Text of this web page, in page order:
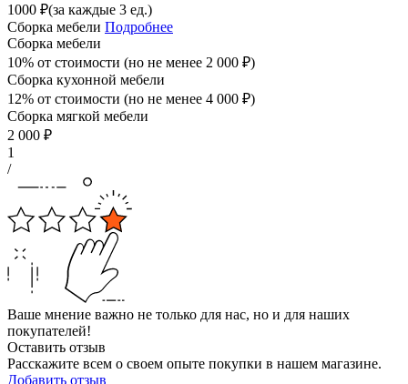
1000 ₽(за каждые 3 ед.)
Сборка мебели Подробнее
Сборка мебели
10% от стоимости (но не менее 2 000 ₽)
Сборка кухонной мебели
12% от стоимости (но не менее 4 000 ₽)
Сборка мягкой мебели
2 000 ₽
1
/
Ваше мнение важно не только для нас, но и для наших
покупателей!
Оставить отзыв
Расскажите всем о своем опыте покупки в нашем магазине.
Добавить отзыв